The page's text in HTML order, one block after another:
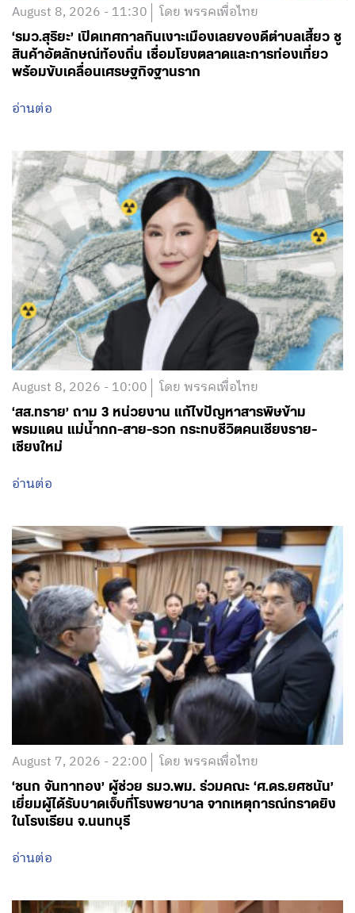
August 8, 2026 - 11:30 โดย พรรคเพื่อไทย
‘รมว.สุริยะ’ เปิดเทศกาลกินเงาะเมืองเลยของดีตำบลเสี้ยว ชู
สินค้าอัตลักษณ์ท้องถิ่น เชื่อมโยงตลาดและการท่องเที่ยว
พร้อมขับเคลื่อนเศรษฐกิจฐานราก
อ่านต่อ
August 8, 2026 - 10:00 โดย พรรคเพื่อไทย
‘สส.ทราย’ ถาม 3 หน่วยงาน แก้ไขปัญหาสารพิษข้าม
พรมแดน แม่น้ำกก-สาย-รวก กระทบชีวิตคนเชียงราย-
เชียงใหม่
อ่านต่อ
August 7, 2026 - 22:00 โดย พรรคเพื่อไทย
‘ชนก จันทาทอง’ ผู้ช่วย รมว.พม. ร่วมคณะ ‘ศ.ดร.ยศชนัน’
เยี่ยมผู้ได้รับบาดเจ็บที่โรงพยาบาล จากเหตุการณ์กราดยิง
ในโรงเรียน จ.นนทบุรี
อ่านต่อ